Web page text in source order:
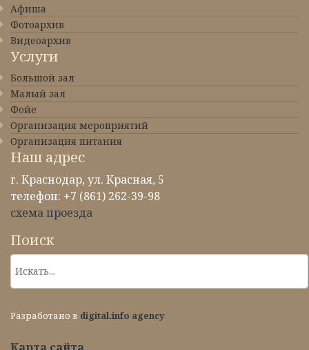
Афиша
Фотоархив
Видеоархив
Услуги
Большой зал
Малый зал
Фойе
Организация мероприятий
Организация питания
Наш адрес
г. Краснодар, ул. Красная, 5
телефон: +7 (861) 262-39-98
схема проезда
Поиск
Разработано в digital.info agency